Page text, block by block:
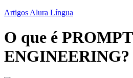
Artigos Alura Língua
O que é PROMPT
ENGINEERING?